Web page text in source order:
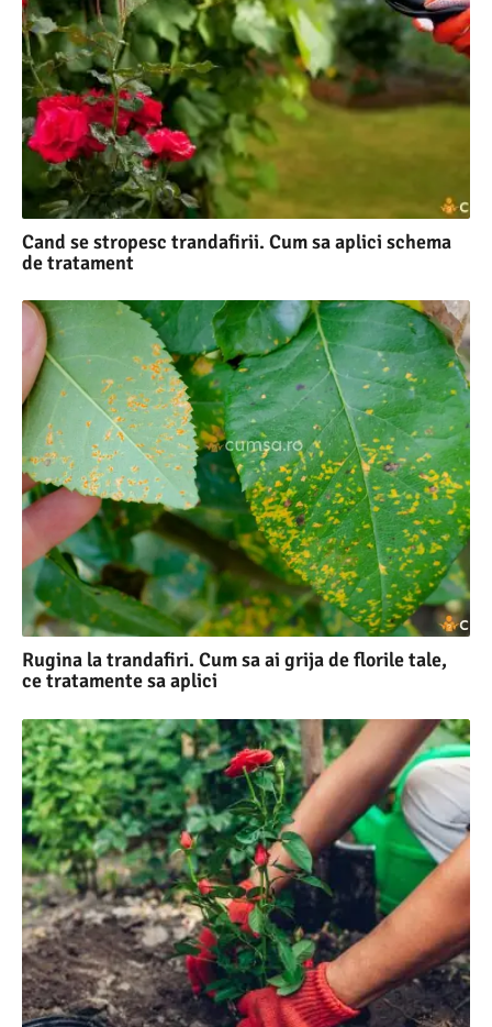
Cand se stropesc trandafirii. Cum sa aplici schema
de tratament
Rugina la trandafiri. Cum sa ai grija de florile tale,
ce tratamente sa aplici